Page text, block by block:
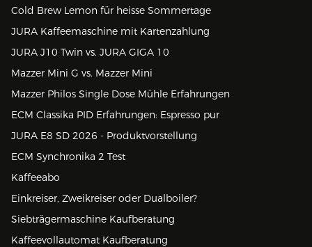
Cold Brew Lemon für heisse Sommertage
JURA Kaffeemaschine mit Kartenzahlung
JURA J10 Twin vs. JURA GIGA 10
Mazzer Mini G vs. Mazzer Mini
Mazzer Philos Single Dose Mühle Erfahrungen
ECM Classika PID Erfahrungen: Espresso pur
JURA E8 SD 2026 - Produktvorstellung
ECM Synchronika 2 Test
Kaffeeabo
Einkreiser, Zweikreiser oder Dualboiler?
Siebträgermaschine Kaufberatung
Kaffeevollautomat Kaufberatung